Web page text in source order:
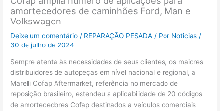
amortecedores de caminhões Ford, Man e
Volkswagen
Deixe um comentário / REPARAÇÃO PESADA / Por Noticias /
30 de julho de 2024
Sempre atenta às necessidades de seus clientes, os maiores
distribuidores de autopeças em nível nacional e regional, a
Marelli Cofap Aftermarket, referência no mercado de
reposição brasileiro, estendeu a aplicabilidade de 20 códigos
de amortecedores Cofap destinados a veículos comerciais